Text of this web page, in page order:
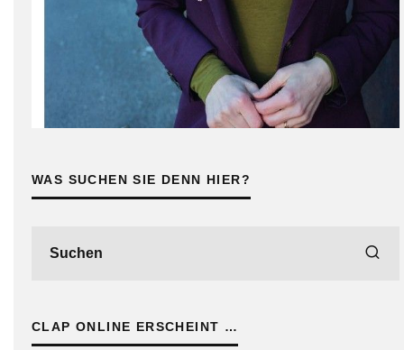
WAS SUCHEN SIE DENN HIER?
CLAP ONLINE ERSCHEINT …